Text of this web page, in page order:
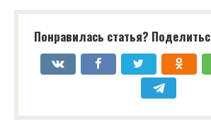
Понравилась статья?